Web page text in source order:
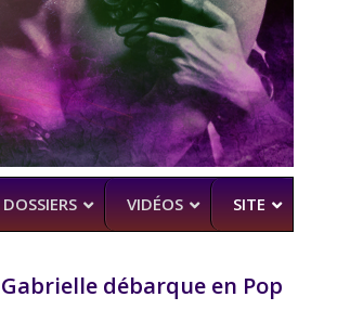
DOSSIERS VIDÉOS SITE
Gabrielle débarque en Pop